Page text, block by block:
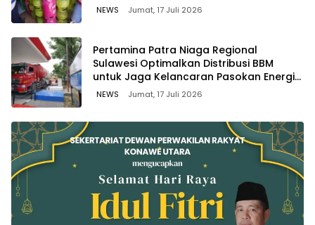
NEWS Jumat, 17 Juli 2026
Pertamina Patra Niaga Regional
Sulawesi Optimalkan Distribusi BBM
untuk Jaga Kelancaran Pasokan Energi
di Seluruh Wilayah Sulawesi
NEWS Jumat, 17 Juli 2026